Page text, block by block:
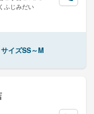
ふじみだい
イズSS～M